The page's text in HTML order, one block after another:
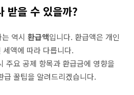
받을 수 있을까?
역시 환급액입니다. 환급액은 개인
액에 따라 다릅니다.
주요 공제 항목과 환급금에 영향을
급 꿀팁을 알려드리겠습니다.